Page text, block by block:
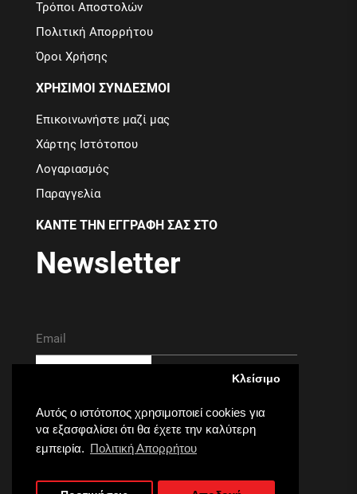
Αυτός ο ιστότοπος χρησιμοποιεί cookies για
να εξασφαλίσει ότι θα έχετε την καλύτερη
εμπειρία. Πολιτική Απορρήτου
Κλείσιμο
Τρόποι Αποστολών
Πολιτική Απορρήτου
Όροι Χρήσης
ΧΡΗΣΙΜΟΙ ΣΥΝΔΕΣΜΟΙ
Επικοινωνήστε μαζί μας
Χάρτης Ιστότοπου
Λογαριασμός
Παραγγελία
ΚΑΝΤΕ ΤΗΝ ΕΓΓΡΑΦΗ ΣΑΣ ΣΤΟ
Newsletter
Έχω διαβάσει και συμφωνώ με τους Όροι Χρήσης
© 2026 ekids.